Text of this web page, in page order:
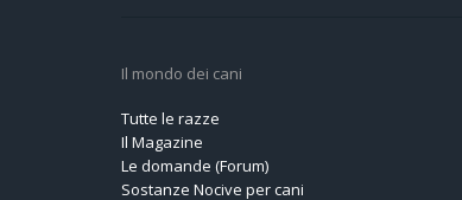
Il mondo dei cani
Tutte le razze
Il Magazine
Le domande (Forum)
Sostanze Nocive per cani